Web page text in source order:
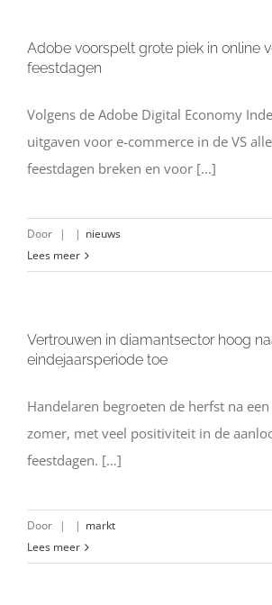
Adobe voorspelt grote piek in online
feestdagen
Volgens de Adobe Digital Economy
uitgaven voor e-commerce in de VS
feestdagen breken en voor [...]
Door | | nieuws
Lees meer
Vertrouwen in diamantsector hoog
eindejaarsperiode toe
Handelaren begroeten de herfst na
zomer, met veel positiviteit in de
feestdagen. […]
Door | | markt
Lees meer